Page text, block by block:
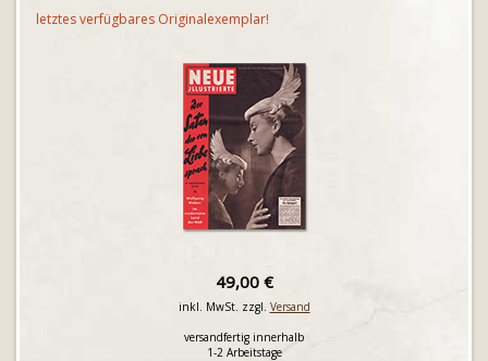
letztes verfügbares Originalexemplar!
49,00 €
inkl. MwSt. zzgl. Versand
versandfertig innerhalb
1-2 Arbeitstage